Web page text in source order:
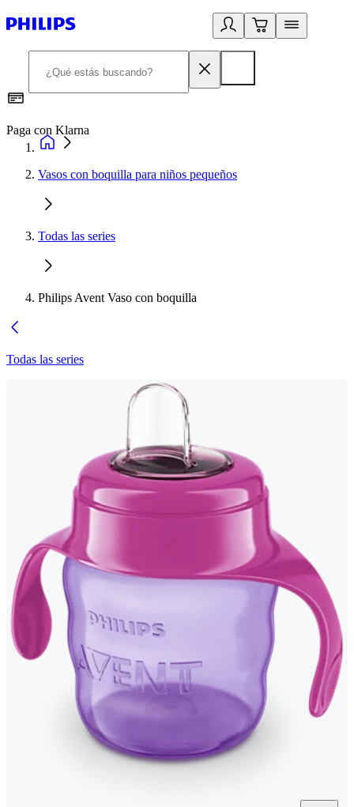
Paga con Klarna
Vasos con boquilla para niños pequeños
Todas las series
Philips Avent Vaso con boquilla
Todas las series